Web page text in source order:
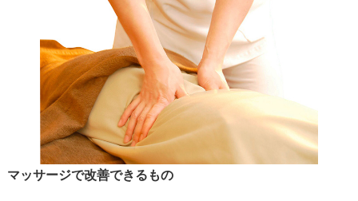
マッサージで改善できるもの